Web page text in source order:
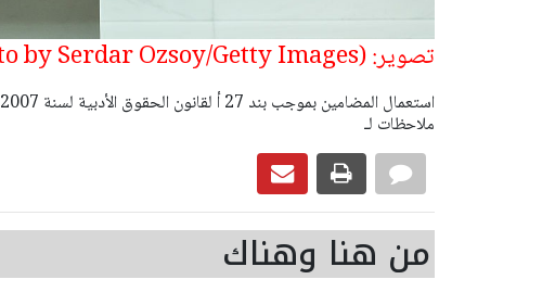
تصوير: (Photo by Serdar Ozsoy/Getty Images)
ملاحظات لـ
من هنا وهناك